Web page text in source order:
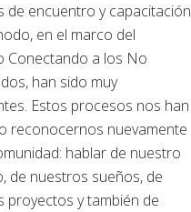
de encuentro y capacitación
en el marco del
Conectando a los No
han sido muy
Estos procesos nos han
reconocernos nuevamente
hablar de nuestro
de nuestros sueños, de
proyectos y también de